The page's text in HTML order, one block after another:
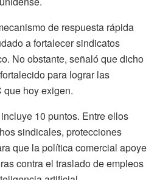
de respuesta rápida
a fortalecer sindicatos
No obstante, señaló que dicho
para lograr las
que hoy exigen.
10 puntos. Entre ellos
sindicales, protecciones
que la política comercial apoye
contra el traslado de empleos